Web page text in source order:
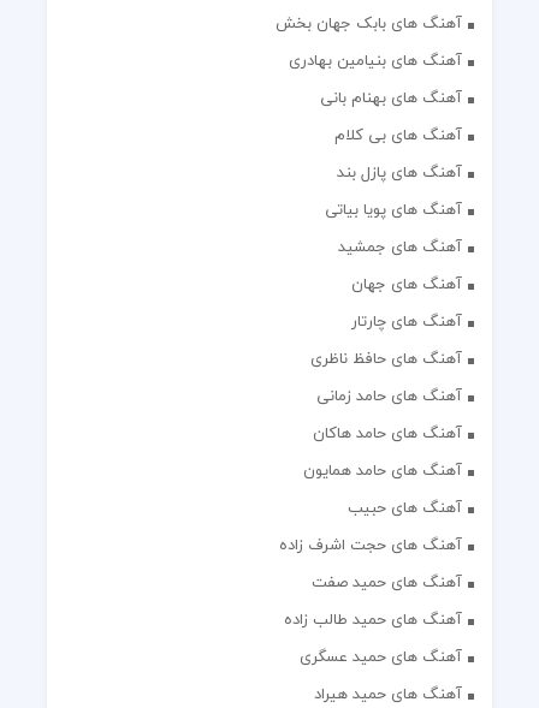
آهنگ های بابک جهان بخش
آهنگ های بنیامین بهادری
آهنگ های بهنام بانی
آهنگ های بی کلام
آهنگ های پازل بند
آهنگ های پویا بیاتی
آهنگ های جمشید
آهنگ های جهان
آهنگ های چارتار
آهنگ های حافظ ناظری
آهنگ های حامد زمانی
آهنگ های حامد هاکان
آهنگ های حامد همایون
آهنگ های حبیب
آهنگ های حجت اشرف زاده
آهنگ های حمید صفت
آهنگ های حمید طالب زاده
آهنگ های حمید عسگری
آهنگ های حمید هیراد